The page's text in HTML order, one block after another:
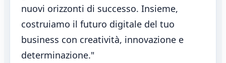
nuovi orizzonti di successo. Insieme,
costruiamo il futuro digitale del tuo
business con creatività, innovazione e
determinazione."